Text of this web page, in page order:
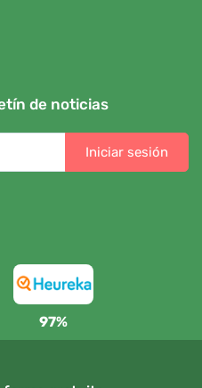
de noticias
Iniciar sesión
97%